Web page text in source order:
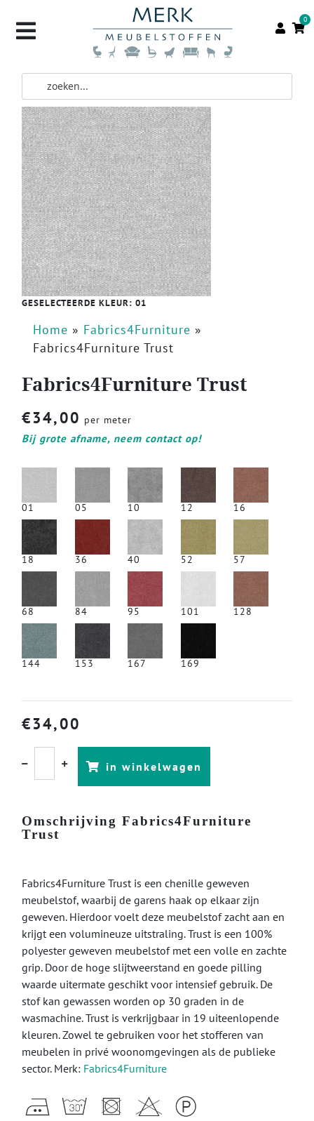
0
GESELECTEERDE KLEUR: 01
Home » Fabrics4Furniture »
Fabrics4Furniture Trust
Fabrics4Furniture Trust
€34,00 per meter
Bij grote afname, neem contact op!
01 05 10 12 16
18 36 40 52 57
68 84 95 101 128
144 153 167 169
€34,00
in winkelwagen
Omschrijving Fabrics4Furniture
Trust
Fabrics4Furniture Trust is een chenille geweven
meubelstof, waarbij de garens haak op elkaar zijn
geweven. Hierdoor voelt deze meubelstof zacht aan en
krijgt een volumineuze uitstraling. Trust is een 100%
polyester geweven meubelstof met een volle en zachte
grip. Door de hoge slijtweerstand en goede pilling
waarde uitermate geschikt voor intensief gebruik. De
stof kan gewassen worden op 30 graden in de
wasmachine. Trust is verkrijgbaar in 19 uiteenlopende
kleuren. Zowel te gebruiken voor het stofferen van
meubelen in privé woonomgevingen als de publieke
sector. Merk: Fabrics4Furniture